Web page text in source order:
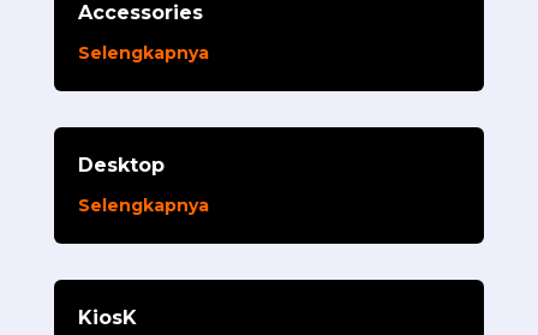
Accessories
Selengkapnya
Desktop
Selengkapnya
KiosK